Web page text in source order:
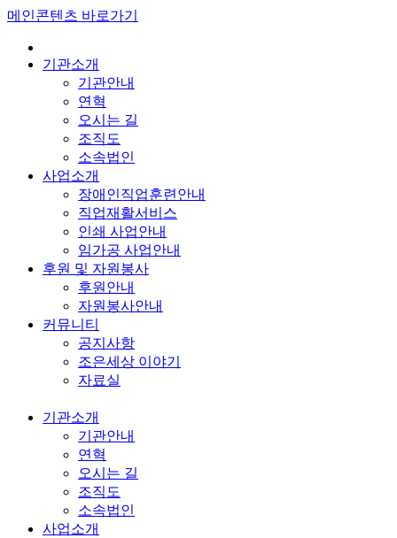
메인콘텐츠 바로가기
기관소개
기관안내
연혁
오시는 길
조직도
소속법인
사업소개
장애인직업훈련안내
직업재활서비스
인쇄 사업안내
임가공 사업안내
후원 및 자원봉사
후원안내
자원봉사안내
커뮤니티
공지사항
조은세상 이야기
자료실
기관소개
기관안내
연혁
오시는 길
조직도
소속법인
사업소개